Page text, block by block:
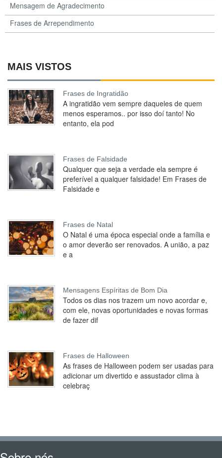
Mensagem de Agradecimento
Frases de Arrependimento
MAIS VISTOS
Frases de Ingratidão
A ingratidão vem sempre daqueles de quem
menos esperamos.. por isso doí tanto! No
entanto, ela pod
Frases de Falsidade
Qualquer que seja a verdade ela sempre é
preferível a qualquer falsidade! Em Frases de
Falsidade e
Frases de Natal
O Natal é uma época especial onde a família e
o amor deverão ser renovados. A união, a paz
e a
Mensagens Espíritas de Bom Dia
Todos os dias nos trazem um novo acordar e,
com ele, novas oportunidades e novas formas
de fazer dif
Frases de Halloween
As frases de Halloween podem ser usadas para
adicionar um divertido e assustador clima à
celebraç